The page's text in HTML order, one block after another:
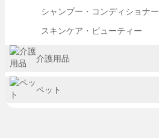
シャンプー・コンディショナー
スキンケア・ビューティー
介護用品
ペット